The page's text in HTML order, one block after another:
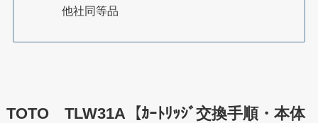
他社同等品
TOTO TLW31A【ｶｰﾄﾘｯｼﾞ交換手順・本体